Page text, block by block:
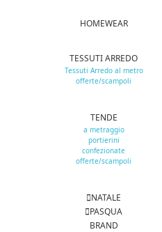
HOMEWEAR
TESSUTI ARREDO
Tessuti Arredo al metro
offerte/scampoli
TENDE
a metraggio
portierini
confezionate
offerte/scampoli
NATALE
PASQUA
BRAND